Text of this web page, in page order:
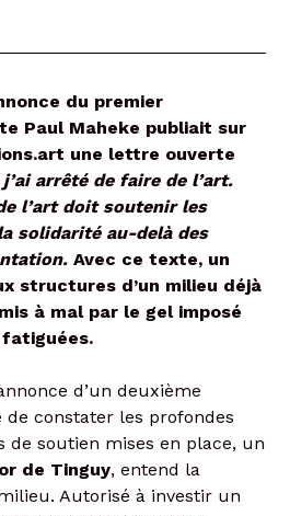
du premier
Paul Maheke publiait sur
une lettre ouverte
j’ai arrêté de faire de l’art.
l’art doit soutenir les
solidarité au-delà des
Avec ce texte, un
structures d’un milieu déjà
à mal par le gel imposé
d’un deuxième
constater les profondes
de soutien mises en place, un
de Tinguy, entend la
Autorisé à investir un